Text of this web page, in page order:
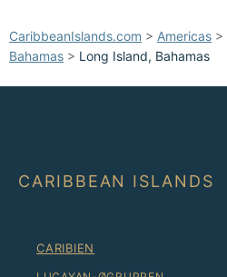
CaribbeanIslands.com > Americas >
Bahamas > Long Island, Bahamas
CARIBBEAN ISLANDS
CARIBIEN